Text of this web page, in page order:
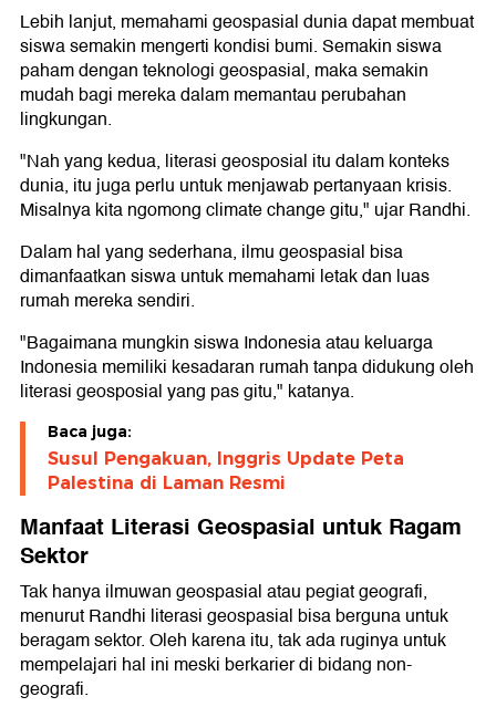
Lebih lanjut, memahami geospasial dunia dapat membuat
siswa semakin mengerti kondisi bumi. Semakin siswa
paham dengan teknologi geospasial, maka semakin
mudah bagi mereka dalam memantau perubahan
lingkungan.
"Nah yang kedua, literasi geosposial itu dalam konteks
dunia, itu juga perlu untuk menjawab pertanyaan krisis.
Misalnya kita ngomong climate change gitu," ujar Randhi.
Dalam hal yang sederhana, ilmu geospasial bisa
dimanfaatkan siswa untuk memahami letak dan luas
rumah mereka sendiri.
"Bagaimana mungkin siswa Indonesia atau keluarga
Indonesia memiliki kesadaran rumah tanpa didukung oleh
literasi geosposial yang pas gitu," katanya.
Baca juga:
Susul Pengakuan, Inggris Update Peta
Palestina di Laman Resmi
Manfaat Literasi Geospasial untuk Ragam
Sektor
Tak hanya ilmuwan geospasial atau pegiat geografi,
menurut Randhi literasi geospasial bisa berguna untuk
beragam sektor. Oleh karena itu, tak ada ruginya untuk
mempelajari hal ini meski berkarier di bidang non-
geografi.